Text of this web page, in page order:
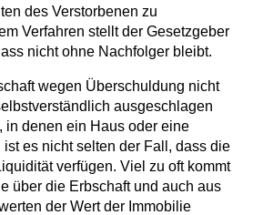
des Verstorbenen zu
Verfahren stellt der Gesetzgeber
nicht ohne Nachfolger bleibt.
wegen Überschuldung nicht
ausgeschlagen
in denen ein Haus oder eine
es nicht selten der Fall, dass die
verfügen. Viel zu oft kommt
über die Erbschaft und auch aus
der Wert der Immobilie